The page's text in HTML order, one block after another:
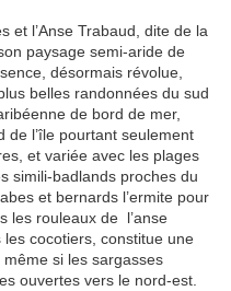
et l’Anse Trabaud, dite de la
paysage semi-aride de
désormais révolue,
belles randonnées du sud
de bord de mer,
de l’île pourtant seulement
et variée avec les plages
simili-badlands proches du
et bernards l’ermite pour
les rouleaux de l’anse
cocotiers, constitue une
si les sargasses
ouvertes vers le nord-est.